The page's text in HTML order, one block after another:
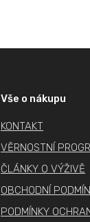
Vše o nákupu
KONTAKT
VĚRNOSTNÍ
ČLÁNKY O VÝŽIVĚ
OBCHODNÍ
PODMÍNKY